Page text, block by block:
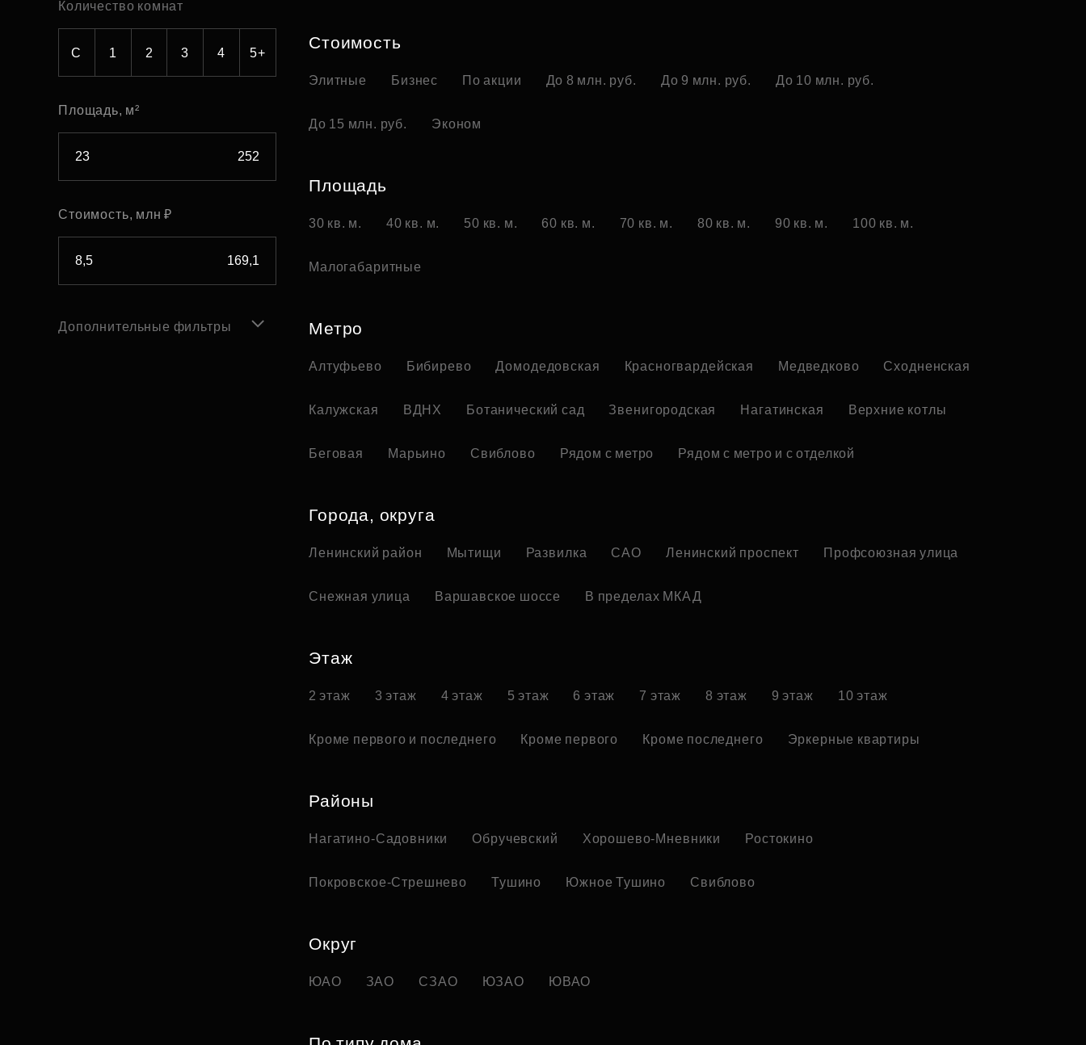
Количество комнат
С 1 2 3 4 5+
Площадь, м²
Стоимость, млн ₽
Дополнительные фильтры
Стоимость
Элитные Бизнес По акции До 8 млн. руб. До 9 млн. руб. До 10 млн. руб.
До 15 млн. руб. Эконом
Площадь
30 кв. м. 40 кв. м. 50 кв. м. 60 кв. м. 70 кв. м. 80 кв. м. 90 кв. м. 100 кв. м.
Малогабаритные
Метро
Алтуфьево Бибирево Домодедовская Красногвардейская Медведково Сходненская
Калужская ВДНХ Ботанический сад Звенигородская Нагатинская Верхние котлы
Беговая Марьино Свиблово Рядом с метро Рядом с метро и с отделкой
Города, округа
Ленинский район Мытищи Развилка САО Ленинский проспект Профсоюзная улица
Снежная улица Варшавское шоссе В пределах МКАД
Этаж
2 этаж 3 этаж 4 этаж 5 этаж 6 этаж 7 этаж 8 этаж 9 этаж 10 этаж
Кроме первого и последнего Кроме первого Кроме последнего Эркерные квартиры
Районы
Нагатино-Садовники Обручевский Хорошево-Мневники Ростокино
Покровское-Стрешнево Тушино Южное Тушино Свиблово
Округ
ЮАО ЗАО СЗАО ЮЗАО ЮВАО